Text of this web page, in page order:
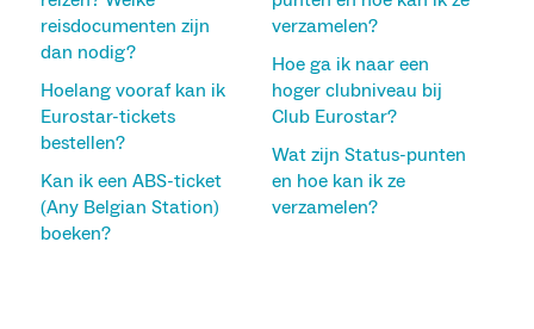
reisdocumenten zijn
dan nodig?
Hoelang vooraf kan ik
Eurostar-tickets
bestellen?
Kan ik een ABS-ticket
(Any Belgian Station)
boeken?
verzamelen?
Hoe ga ik naar een
hoger clubniveau bij
Club Eurostar?
Wat zijn Status-punten
en hoe kan ik ze
verzamelen?